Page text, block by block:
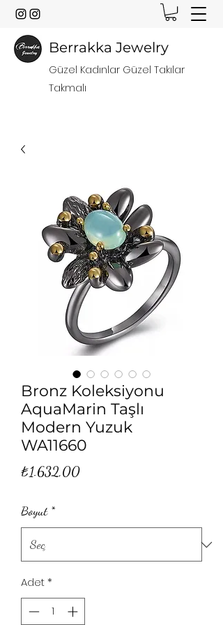
Berrakka Jewelry
Güzel Kadınlar Güzel Takılar
Takmalı
Bronz Koleksiyonu
AquaMarin Taşlı
Modern Yuzuk
WA11660
₺1.632,00Fiyat
Boyut *
Adet*